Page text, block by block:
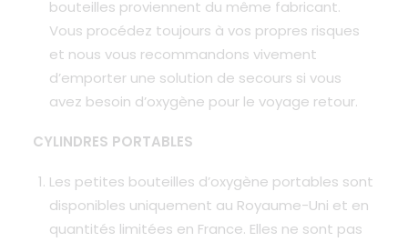
bouteilles proviennent du même fabricant.
Vous procédez toujours à vos propres risques
et nous vous recommandons vivement
d’emporter une solution de secours si vous
avez besoin d’oxygène pour le voyage retour.
CYLINDRES PORTABLES
Les petites bouteilles d’oxygène portables sont
disponibles uniquement au Royaume-Uni et en
quantités limitées en France. Elles ne sont pas